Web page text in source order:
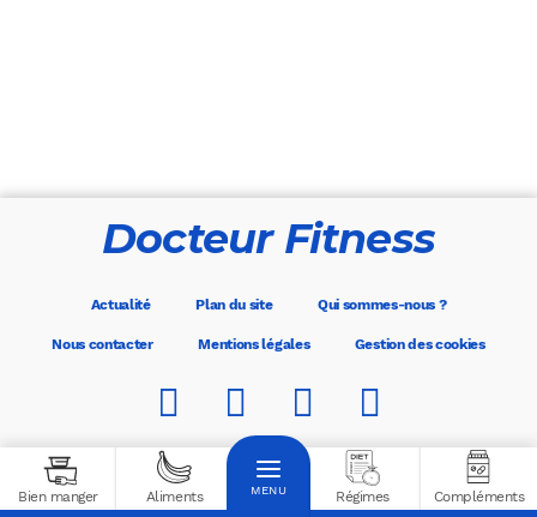
Docteur Fitness
Actualité Plan du site Qui sommes-nous ?
Nous contacter Mentions légales Gestion des cookies
Copyright © Docteur-Fitness - TOUS DROITS RÉSERVÉS
Bien manger Aliments Régimes Compléments